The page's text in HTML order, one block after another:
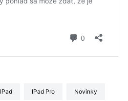
iPad iPad Pro Novinky